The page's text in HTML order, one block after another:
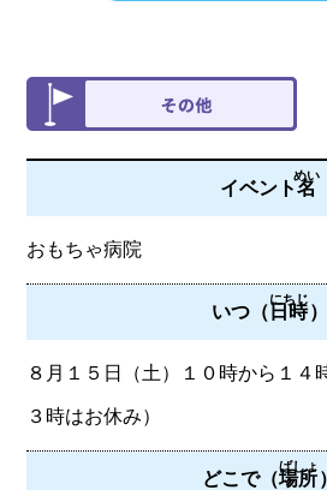
イベント名
めい
おもちゃ病院
いつ（日時
にちじ
）
８月１５日（土）１０時から１４
３時はお休み）
どこで（場所
ばしょ
）